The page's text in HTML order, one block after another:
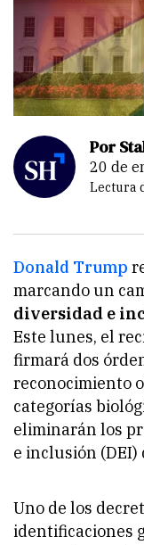
Por
20 de
Lectura
Donald Trump
marcando un
diversidad e
Este lunes, el
firmará dos
reconocimiento
categorías
eliminarán los
e inclusión
Uno de los
identificaciones